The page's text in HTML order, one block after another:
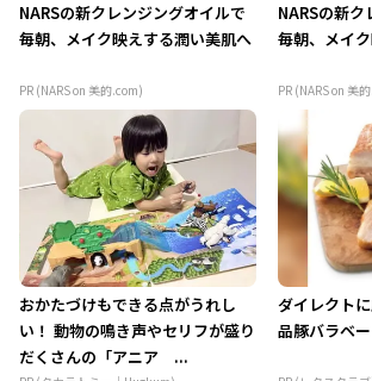
NARSの新クレンジングオイルで
毎朝、メイク映えする潤い美肌へ
PR (NARS on 美的.com)
NARSの新
毎朝、メイ
PR (NARS on 美
おかたづけもできる点がうれし
い！ 動物の鳴き声やセリフが盛り
だくさんの「アニア ...
ダイレクト
品豚バラベ